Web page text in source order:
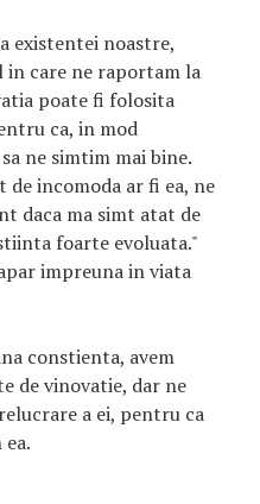
existentei noastre,
in care ne raportam la
poate fi folosita
ca, in mod
ne simtim mai bine.
incomoda ar fi ea, ne
daca ma simt atat de
foarte evoluata."
impreuna in viata
constienta, avem
de vinovatie, dar ne
a ei, pentru ca